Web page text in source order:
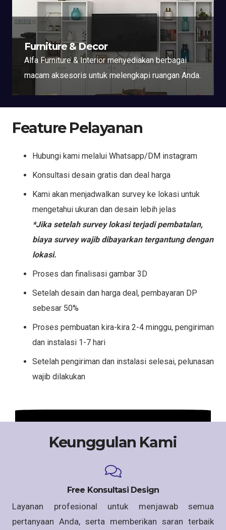
Furniture & Decor
Alfa Furniture & Interior menyediakan berbagai
macam aksesoris untuk melengkapi ruangan Anda.
Feature Pelayanan
Hubungi kami melalui Whatsapp/DM instagram
Konsultasi desain gratis dan deal harga
Kami akan menjadwalkan survey ke lokasi untuk
mengetahui ukuran dan desain lebih jelas
*Jika setelah survey lokasi terjadi pembatalan,
biaya survey wajib dibayarkan tergantung dengan
lokasi.
Proses dan finalisasi gambar 3D
Setelah desain dan harga deal, pembayaran DP
sebesar 50%
Proses pembuatan kira-kira 2-4 minggu, pengiriman
dan instalasi 1-7 hari
Setelah pengiriman dan instalasi selesai, pelunasan
wajib dilakukan
Keunggulan Kami
Free Konsultasi Design
Layanan profesional untuk menjawab semua
pertanyaan Anda, serta memberikan saran terbaik